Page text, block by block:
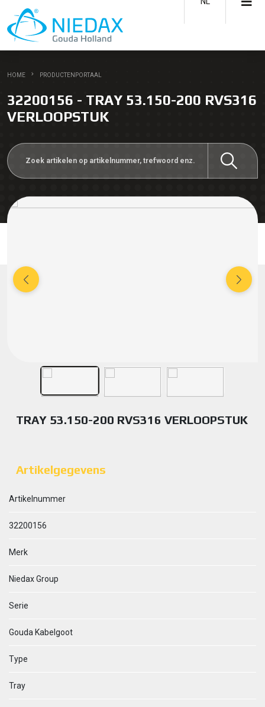
HOME PRODUCTENPORTAAL
32200156 - TRAY 53.150-200 RVS316
VERLOOPSTUK
TRAY 53.150-200 RVS316 VERLOOPSTUK
Artikelgegevens
Artikelnummer
32200156
Merk
Niedax Group
Serie
Gouda Kabelgoot
Type
Tray